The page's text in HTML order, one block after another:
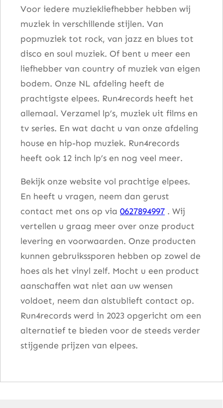
Voor iedere muziekliefhebber hebben wij
muziek in verschillende stijlen. Van
popmuziek tot rock, van jazz en blues tot
disco en soul muziek. Of bent u meer een
liefhebber van country of muziek van eigen
bodem. Onze NL afdeling heeft de
prachtigste elpees. Run4records heeft het
allemaal. Verzamel lp’s, muziek uit films en
tv series. En wat dacht u van onze afdeling
house en hip-hop muziek. Run4records
heeft ook 12 inch lp’s en nog veel meer.
Bekijk onze website vol prachtige elpees.
En heeft u vragen, neem dan gerust
contact met ons op via 0627894997 . Wij
vertellen u graag meer over onze product
levering en voorwaarden. Onze producten
kunnen gebruikssporen hebben op zowel de
hoes als het vinyl zelf. Mocht u een product
aanschaffen wat niet aan uw wensen
voldoet, neem dan alstublieft contact op.
Run4records werd in 2023 opgericht om een
alternatief te bieden voor de steeds verder
stijgende prijzen van elpees.